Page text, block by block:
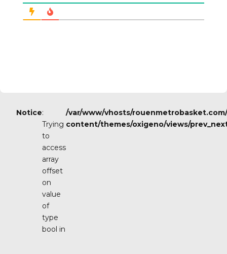
Brasseurs,
authentique
Notice:
Trying
to
access
array
offset
on
value
of
type
bool in
/var/www/vhosts/
content/themes/oxigeno/views/